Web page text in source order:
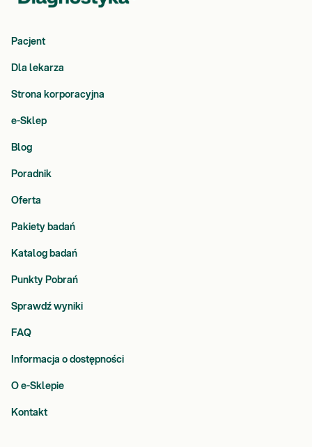
Pacjent
Dla lekarza
Strona korporacyjna
e-Sklep
Blog
Poradnik
Oferta
Pakiety badań
Katalog badań
Punkty Pobrań
Sprawdź wyniki
FAQ
Informacja o dostępności
O e-Sklepie
Kontakt